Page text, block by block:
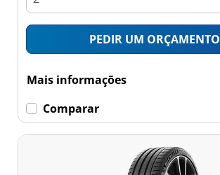
PEDIR UM ORÇAMENTO
Mais informações
Comparar